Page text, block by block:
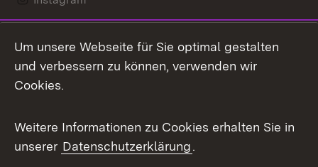
Mastodon
Messenger
Social Wall
X / Twitter
Um unsere Webseite für Sie optimal gestalten
und verbessern zu können, verwenden wir
Cookies.
Weitere Informationen zu Cookies erhalten Sie in
unserer Datenschutzerklärung.